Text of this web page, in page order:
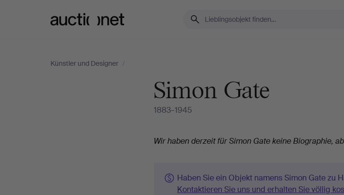
Künstler und Designer /
Simon Gate
1883–1945
Wir haben derzeit für Simon Gate keine Biographie,
Haben Sie ein Objekt namens Simon Gate zu
Kontaktieren Sie uns und erhalten Sie völlig